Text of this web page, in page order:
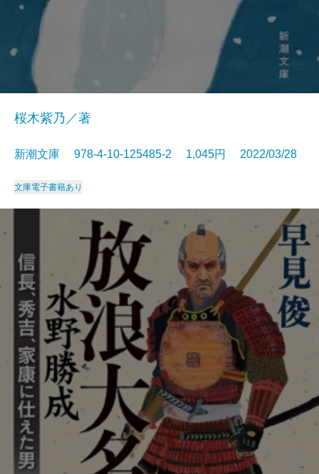
桜木紫乃／著
新潮文庫 978-4-10-125485-2 1,045円 2022/03/28
文庫電子書籍あり